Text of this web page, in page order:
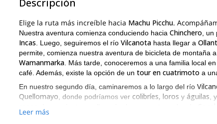
Descripción
Elige la ruta más increíble hacia Machu Picchu.
Nuestra aventura comienza conduciendo hacia Chinchero ,
Incas . Luego, seguiremos el río Vilcanota hasta llegar a
permite, comienza nuestra aventura de bicicleta de montaña
Wamanmarka . Más tarde, conoceremos a una familia local
café. Además, existe la opción de un tour en cuatrimoto a
En nuestro segundo día, caminaremos a lo largo del río
Quellomayo , donde podríamos ver colibríes, loros y águilas ,
Leer más